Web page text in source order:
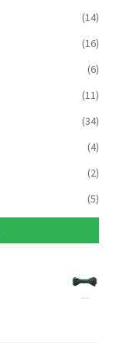
(14)
(16)
(6)
(11)
(34)
(4)
(2)
(5)